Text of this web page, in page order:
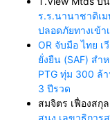
ร.ร.นานาชาติเ
ปลอดภัยทางเข้า
OR จับมือ ไทย เ
ยั่งยืน (SAF) สำ
PTG ทุ่ม 300 ล้
3 ปีรวด
สมจิตร เฟื่องสกุล
สนง.เลขาธิการ